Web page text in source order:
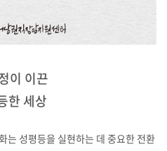
이 이끈
한 세상
는 성평등을 실현하는 데 중요한 전환